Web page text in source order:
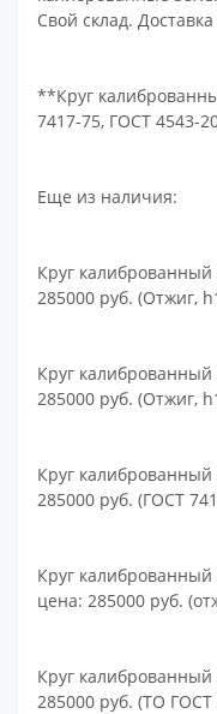
Свой склад.
**Круг
7417-75, ГОСТ 4543-
Еще из наличия:
Круг калиброванный
285000 руб. (Отжиг,
Круг калиброванный
285000 руб. (Отжиг,
Круг калиброванный
285000 руб. (ГОСТ
Круг калиброванный
цена: 285000 руб.
Круг калиброванный
285000 руб. (ТО